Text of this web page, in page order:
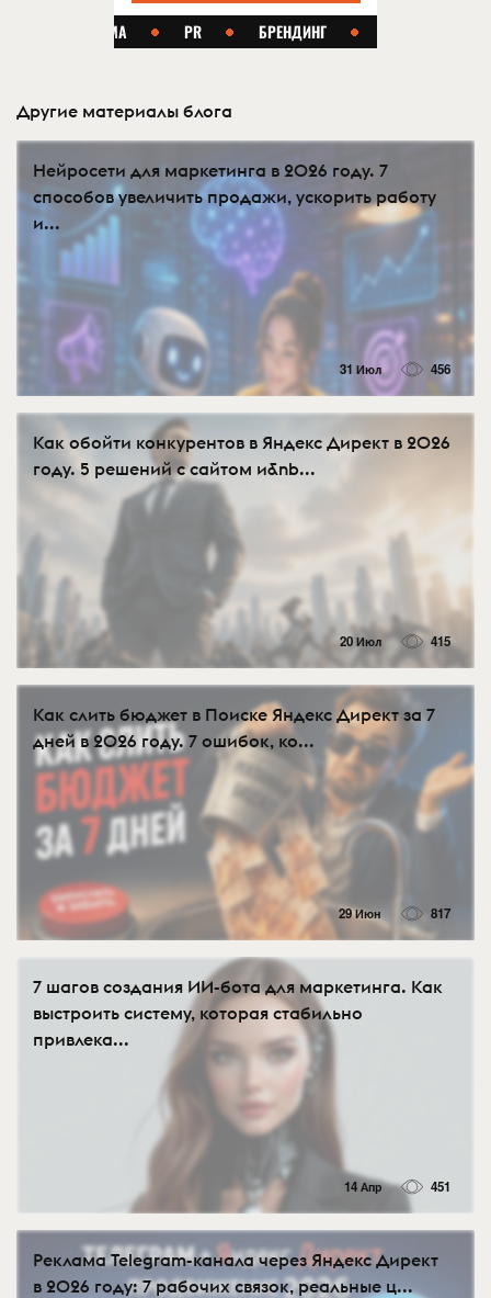
Другие материалы блога
Нейросети для маркетинга в 2026 году. 7
способов увеличить продажи, ускорить работу
и...
31 Июл 456
Как обойти конкурентов в Яндекс Директ в 2026
году. 5 решений с сайтом и&nb...
20 Июл 415
Как слить бюджет в Поиске Яндекс Директ за 7
дней в 2026 году. 7 ошибок, ко...
29 Июн 817
7 шагов создания ИИ-бота для маркетинга. Как
выстроить систему, которая стабильно
привлека...
14 Апр 451
Реклама Telegram-канала через Яндекс Директ
в 2026 году: 7 рабочих связок, реальные ц...